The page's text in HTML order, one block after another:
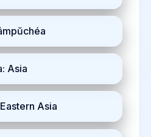
Asia
Asia